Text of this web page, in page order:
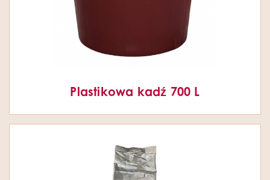
Plastikowa kadź 700 L